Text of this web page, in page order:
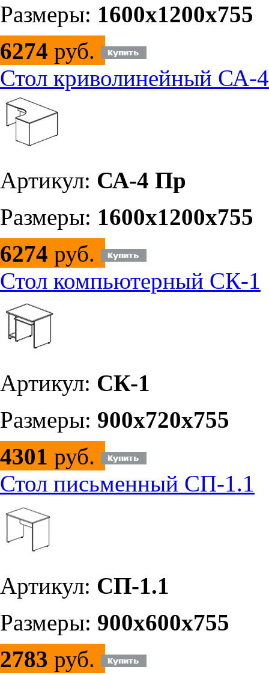
Размеры: 1600х1200х755
6274 руб.
Стол криволинейный СА-
Артикул: СА-4 Пр
Размеры: 1600х1200х755
6274 руб.
Стол компьютерный СК-1
Артикул: СК-1
Размеры: 900х720х755
4301 руб.
Стол письменный СП-1.1
Артикул: СП-1.1
Размеры: 900х600х755
2783 руб.